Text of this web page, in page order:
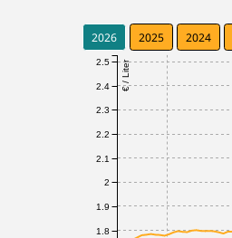
2026 2025 2024
€ / Liter
1.8
1.9
2
2.1
2.2
2.3
2.4
2.5